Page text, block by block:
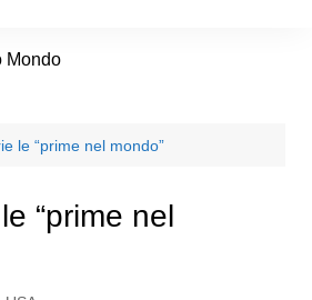
le “prime nel mondo”
“prime nel